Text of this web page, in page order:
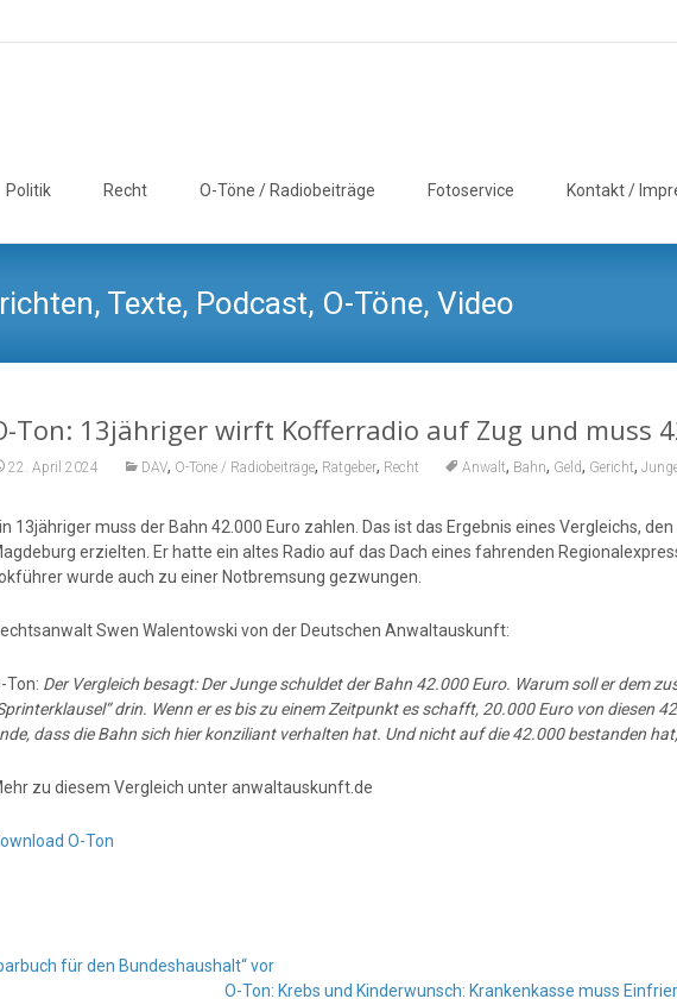
Politik Recht O-Töne / Radiobeiträge Fotoservice Kontakt /
Texte, Podcast, O-Töne, Video
Ton: 13jähriger wirft Kofferradio auf Zug und muss
22. April 2024 DAV, O-Töne / Radiobeiträge, Ratgeber, Recht Anwalt, Bahn, Geld, Gericht,
13jähriger muss der Bahn 42.000 Euro zahlen. Das ist das Ergebnis eines Vergleichs,
erzielten. Er hatte ein altes Radio auf das Dach eines fahrenden
wurde auch zu einer Notbremsung gezwungen.
Swen Walentowski von der Deutschen Anwaltauskunft:
Ton: Der Vergleich besagt: Der Junge schuldet der Bahn 42.000 Euro. Warum soll er dem
drin. Wenn er es bis zu einem Zeitpunkt es schafft, 20.000 Euro von diesen
dass die Bahn sich hier konziliant verhalten hat. Und nicht auf die 42.000 bestanden
zu diesem Vergleich unter anwaltauskunft.de
O-Ton
für den Bundeshaushalt“ vor
O-Ton: Krebs und Kinderwunsch: Krankenkasse muss